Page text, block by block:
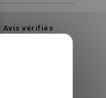
Avis vérifiés
couleur